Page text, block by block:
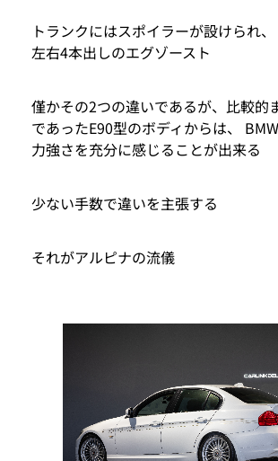
トランクにはスポイラーが設けられ
左右4本出しのエグゾースト
僅かその2つの違いであるが、比較的
であったE90型のボディからは、
力強さを充分に感じることが出来る
少ない手数で違いを主張する
それがアルピナの流儀